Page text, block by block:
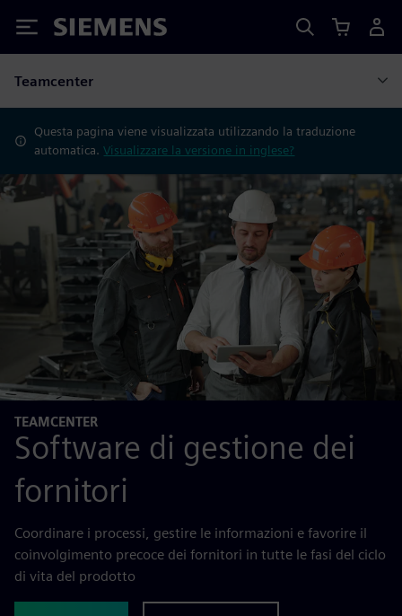
Siemens
Teamcenter
Questa pagina viene visualizzata utilizzando la traduzione
automatica.Visualizzare la versione in inglese?
TEAMCENTER
Software di gestione dei
fornitori
Coordinare i processi, gestire le informazioni e favorire il
coinvolgimento precoce dei fornitori in tutte le fasi del ciclo
di vita del prodotto